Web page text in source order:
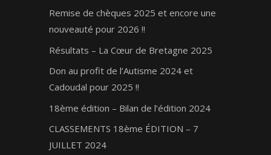
Remise de chèques 2025 et encore une
nouveauté pour 2026 !!
Résultats – La Cœur de Bretagne 2025
Don au profit de l’Autisme 2024 et
Cadoudal pour 2025 !!
18ème édition – Bilan de l’édition 2024
CLASSEMENTS 18ème ÉDITION – 7
JUILLET 2024